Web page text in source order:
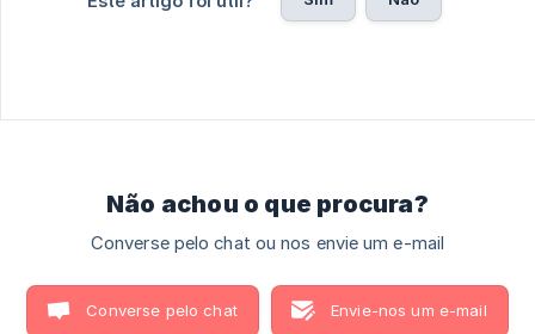
Não achou o que procura?
Converse pelo chat ou nos envie um e-mail
Converse pelo chat Envie-nos um e-mail